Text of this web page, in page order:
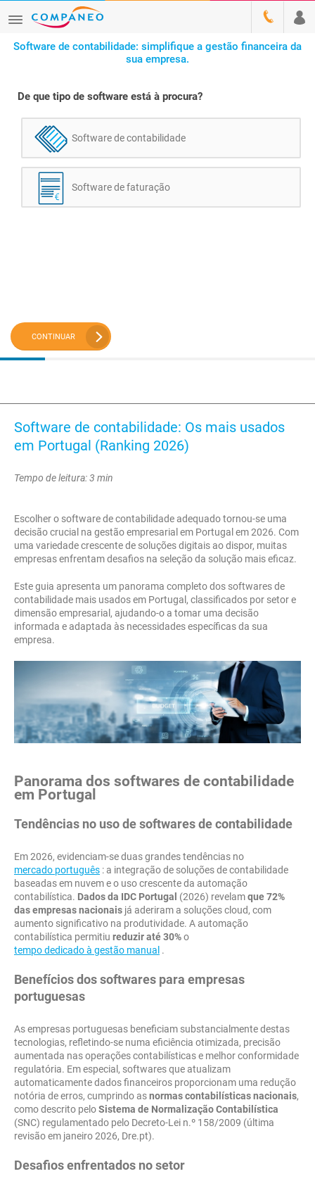
Software de contabilidade: simplifique a gestão financeira da
sua empresa.
De que tipo de software está à procura?
Software de contabilidade
Software de faturação
CONTINUAR
Software de contabilidade: Os mais usados
em Portugal (Ranking 2026)
Tempo de leitura: 3 min
Escolher o software de contabilidade adequado tornou-se uma
decisão crucial na gestão empresarial em Portugal em 2026. Com
uma variedade crescente de soluções digitais ao dispor, muitas
empresas enfrentam desafios na seleção da solução mais eficaz.
Este guia apresenta um panorama completo dos softwares de
contabilidade mais usados em Portugal, classificados por setor e
dimensão empresarial, ajudando-o a tomar uma decisão
informada e adaptada às necessidades específicas da sua
empresa.
Panorama dos softwares de contabilidade
em Portugal
Tendências no uso de softwares de contabilidade
Em 2026, evidenciam-se duas grandes tendências no
mercado português : a integração de soluções de contabilidade
baseadas em nuvem e o uso crescente da automação
contabilística. Dados da IDC Portugal (2026) revelamque 72%
das empresas nacionais já aderiram a soluções cloud, com
aumento significativo na produtividade. A automação
contabilística permitiu reduzir até 30%o
tempo dedicado à gestão manual .
Benefícios dos softwares para empresas
portuguesas
As empresas portuguesas beneficiam substancialmente destas
tecnologias, refletindo-se numa eficiência otimizada, precisão
aumentada nas operações contabilísticas e melhor conformidade
regulatória. Em especial, softwares que atualizam
automaticamente dados financeiros proporcionam uma redução
notória de erros, cumprindo asnormas contabilísticas nacionais,
como descrito peloSistema de Normalização Contabilística
(SNC) regulamentado pelo Decreto-Lei n.º 158/2009 (última
revisão em janeiro 2026, Dre.pt).
Desafios enfrentados no setor